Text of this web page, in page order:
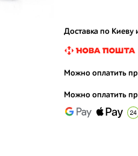
Доставка по Киеву
Можно оплатить
Можно оплатить